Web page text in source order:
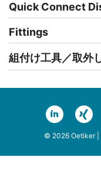
Quick Connect
Fittings
組付け工具／取外
© 2026 Oetiker |